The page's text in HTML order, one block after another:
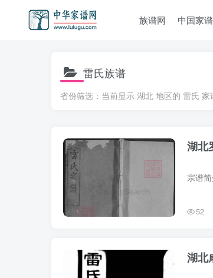
族谱网 中国家
雷氏族谱
省份筛选：当前显示 湖北 地区的 雷氏 家
湖北
52
湖北